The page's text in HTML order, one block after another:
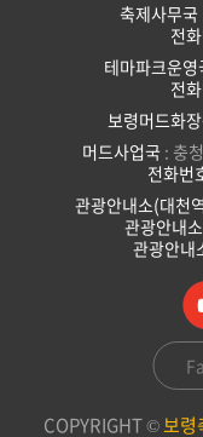
축제사무국
전
테마파크운영
전
보령머드화
머드사업국 : 충
전화번
관광안내소(대천
관광안내
관광안내
COPYRIGHT ©보령